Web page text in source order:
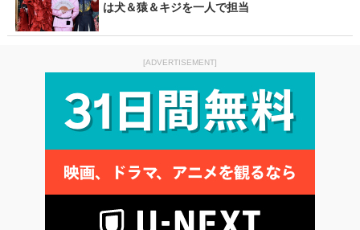
は犬＆猿＆キジを一人で担当
[ADVERTISEMENT]